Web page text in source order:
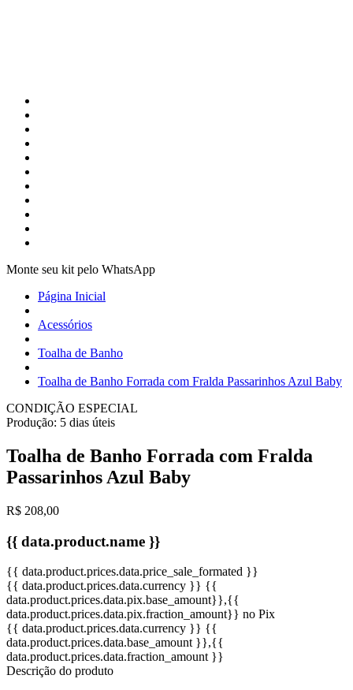
Monte seu kit pelo WhatsApp
Página Inicial
Acessórios
Toalha de Banho
Toalha de Banho Forrada com Fralda Passarinhos Azul Baby
CONDIÇÃO ESPECIAL
Produção: 5 dias úteis
Toalha de Banho Forrada com Fralda
Passarinhos Azul Baby
R$ 208,00
{{ data.product.name }}
{{ data.product.prices.data.price_sale_formated }}
{{ data.product.prices.data.currency }} {{
data.product.prices.data.pix.base_amount}},{{
data.product.prices.data.pix.fraction_amount}} no Pix
{{ data.product.prices.data.currency }} {{
data.product.prices.data.base_amount }},{{
data.product.prices.data.fraction_amount }}
Descrição do produto